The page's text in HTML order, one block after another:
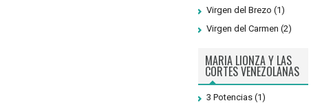
Virgen del Brezo (1)
Virgen del Carmen (2)
MARIA LIONZA Y LAS
CORTES VENEZOLANAS
3 Potencias (1)